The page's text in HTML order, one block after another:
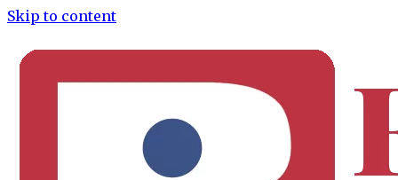
Skip to content